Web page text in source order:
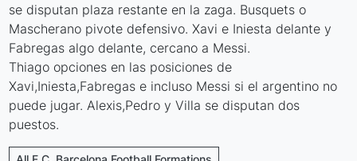
se disputan plaza restante en la zaga. Busquets o
Mascherano pivote defensivo. Xavi e Iniesta delante y
Fabregas algo delante, cercano a Messi.
Thiago opciones en las posiciones de
Xavi,Iniesta,Fabregas e incluso Messi si el argentino no
puede jugar. Alexis,Pedro y Villa se disputan dos
puestos.